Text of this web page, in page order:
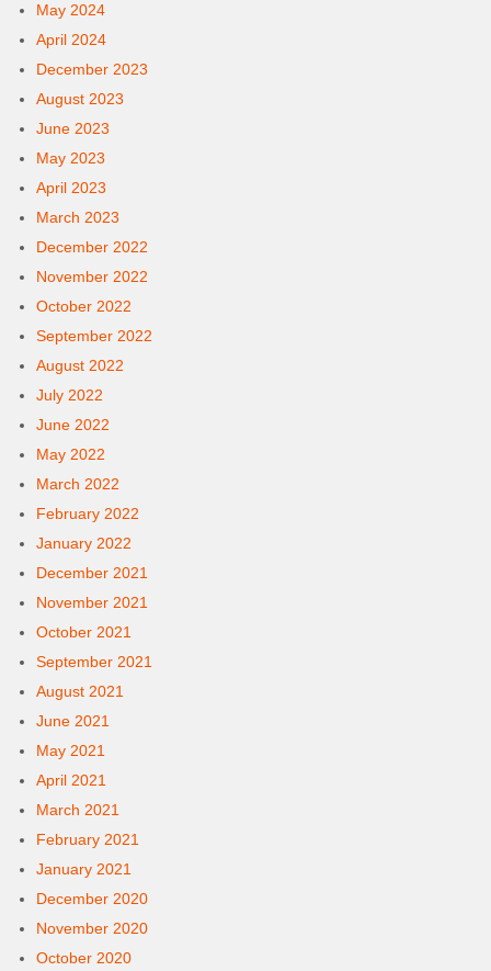
May 2024
April 2024
December 2023
August 2023
June 2023
May 2023
April 2023
March 2023
December 2022
November 2022
October 2022
September 2022
August 2022
July 2022
June 2022
May 2022
March 2022
February 2022
January 2022
December 2021
November 2021
October 2021
September 2021
August 2021
June 2021
May 2021
April 2021
March 2021
February 2021
January 2021
December 2020
November 2020
October 2020